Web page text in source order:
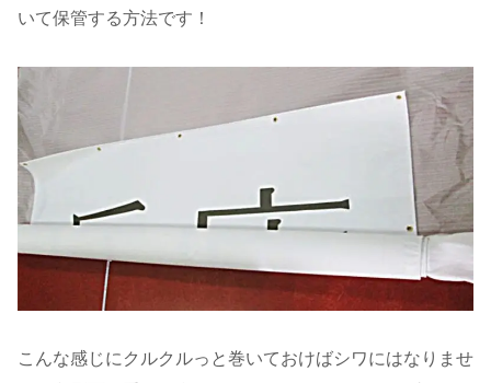
いて保管する方法です！
こんな感じにクルクルっと巻いておけばシワにはなりませ